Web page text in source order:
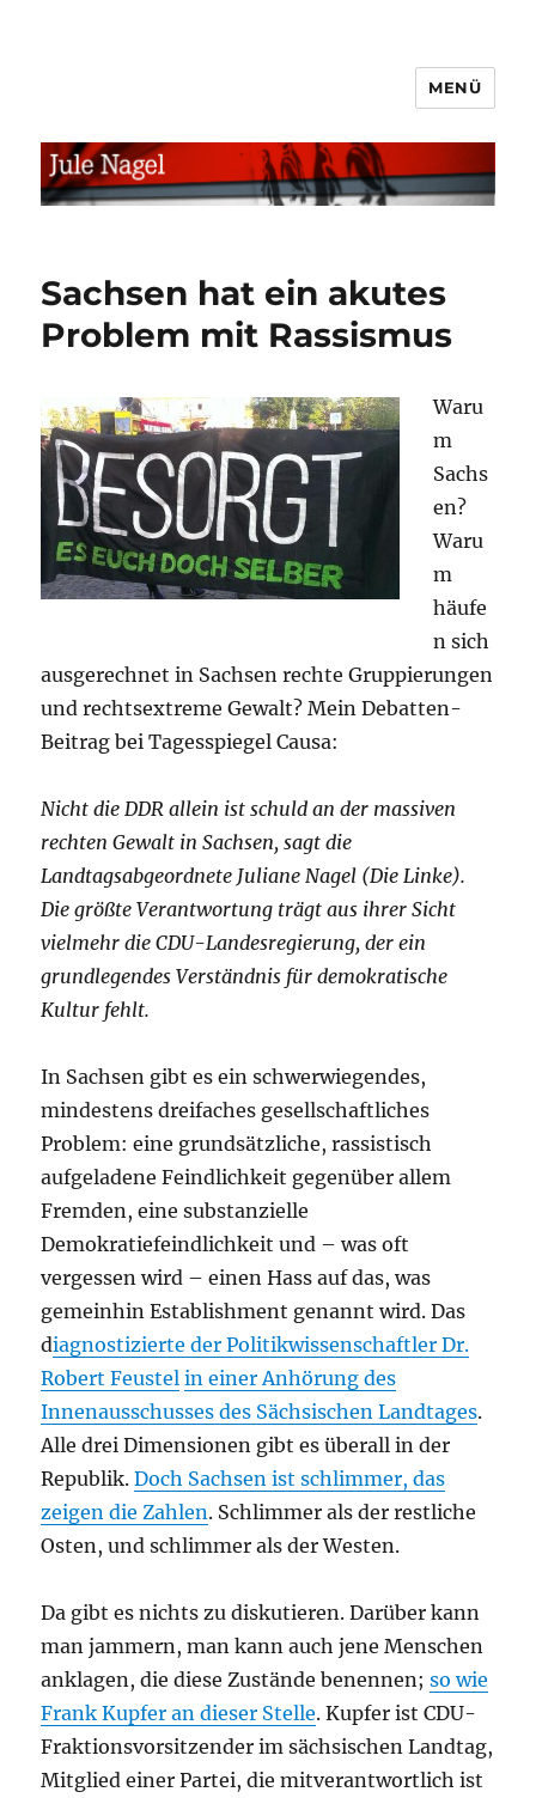
MENÜ
Sachsen hat ein akutes
Problem mit Rassismus
Waru
m
Sachs
en?
Waru
m
häufe
n sich
ausgerechnet in Sachsen rechte Gruppierungen
und rechtsextreme Gewalt? Mein Debatten-
Beitrag bei Tagesspiegel Causa:
Nicht die DDR allein ist schuld an der massiven
rechten Gewalt in Sachsen, sagt die
Landtagsabgeordnete Juliane Nagel (Die Linke).
Die größte Verantwortung trägt aus ihrer Sicht
vielmehr die CDU-Landesregierung, der ein
grundlegendes Verständnis für demokratische
Kultur fehlt.
In Sachsen gibt es ein schwerwiegendes,
mindestens dreifaches gesellschaftliches
Problem: eine grundsätzliche, rassistisch
aufgeladene Feindlichkeit gegenüber allem
Fremden, eine substanzielle
Demokratiefeindlichkeit und – was oft
vergessen wird – einen Hass auf das, was
gemeinhin Establishment genannt wird. Das
diagnostizierte der Politikwissenschaftler Dr.
Robert Feustel in einer Anhörung des
Innenausschusses des Sächsischen Landtages.
Alle drei Dimensionen gibt es überall in der
Republik.Doch Sachsen ist schlimmer, das
zeigen die Zahlen. Schlimmer als der restliche
Osten, und schlimmer als der Westen.
Da gibt es nichts zu diskutieren. Darüber kann
man jammern, man kann auch jene Menschen
anklagen, die diese Zustände benennen;so wie
Frank Kupfer an dieser Stelle. Kupfer ist CDU-
Fraktionsvorsitzender im sächsischen Landtag,
Mitglied einer Partei, die mitverantwortlich ist